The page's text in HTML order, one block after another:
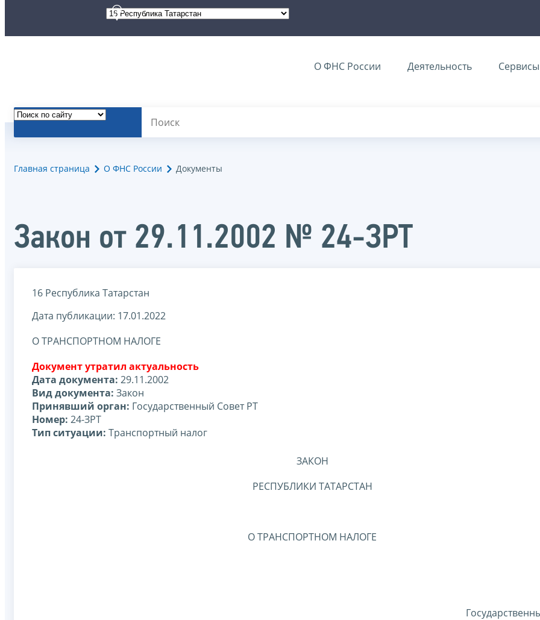
О ФНС России Деятельность Сервисы
Главная страница О ФНС России Документы
Закон от 29.11.2002 № 24-ЗРТ
16 Республика Татарстан
Дата публикации: 17.01.2022
О ТРАНСПОРТНОМ НАЛОГЕ
Документ утратил актуальность
Дата документа: 29.11.2002
Вид документа: Закон
Принявший орган: Государственный Совет РТ
Номер: 24-ЗРТ
Тип ситуации: Транспортный налог
ЗАКОН
РЕСПУБЛИКИ ТАТАРСТАН
О ТРАНСПОРТНОМ НАЛОГЕ